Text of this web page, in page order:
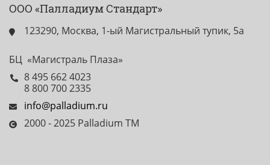
ООО «Палладиум Стандарт»
123290, Москва, 1-ый Магистральный тупик, 5а
БЦ «Магистраль Плаза»
8 495 662 4023
8 800 700 2335
info@palladium.ru
2000 - 2025 Palladium TM